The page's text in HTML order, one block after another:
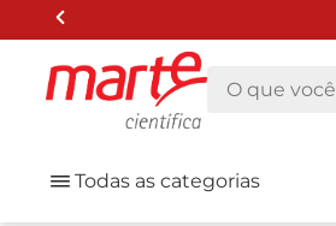
O que você
Todas as categorias